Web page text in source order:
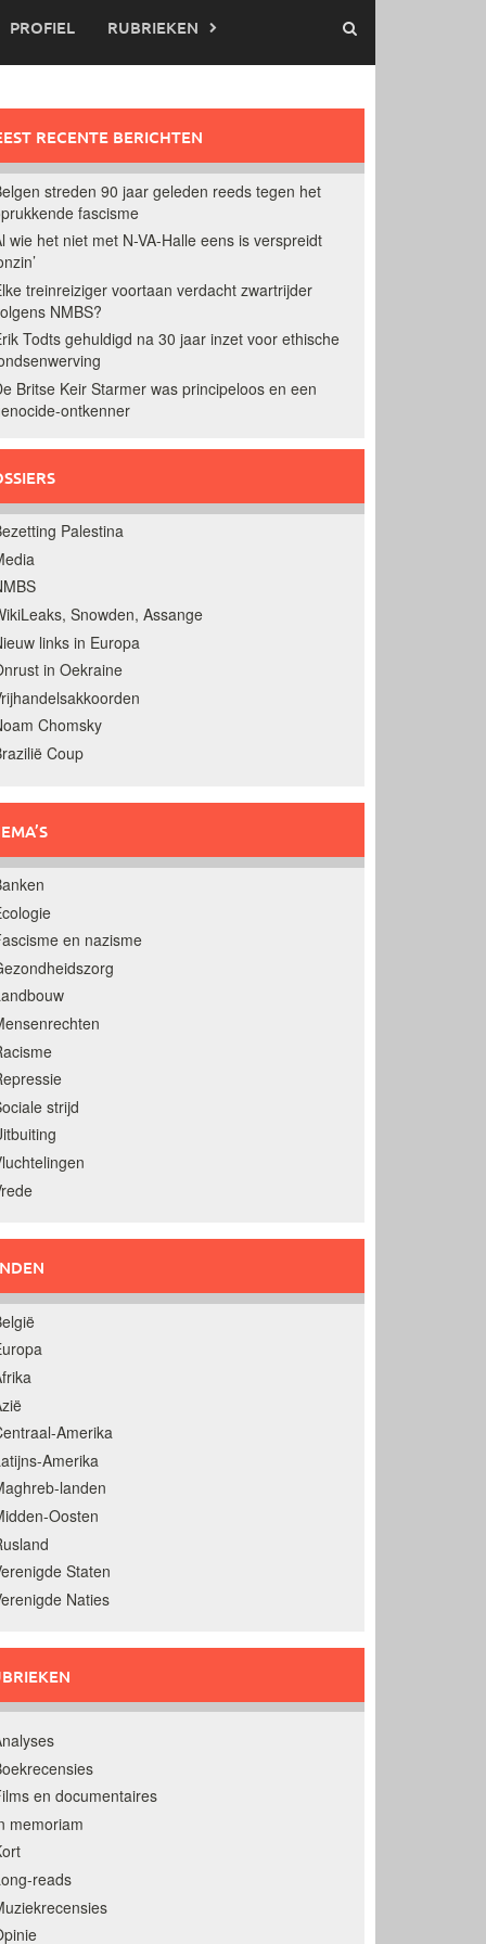
PROFIEL RUBRIEKEN
RECENTE BERICHTEN
streden 90 jaar geleden reeds tegen het
fascisme
wie het niet met N-VA-Halle eens is verspreidt
treinreiziger voortaan verdacht zwartrijder
NMBS?
Todts gehuldigd na 30 jaar inzet voor ethische
Britse Keir Starmer was principeloos en een
ontkenner
Palestina
Snowden, Assange
links in Europa
in Oekraine
Chomsky
Coup
en nazisme
strijd
Amerika
Amerika
landen
Oosten
Staten
Naties
en documentaires
memoriam
reads